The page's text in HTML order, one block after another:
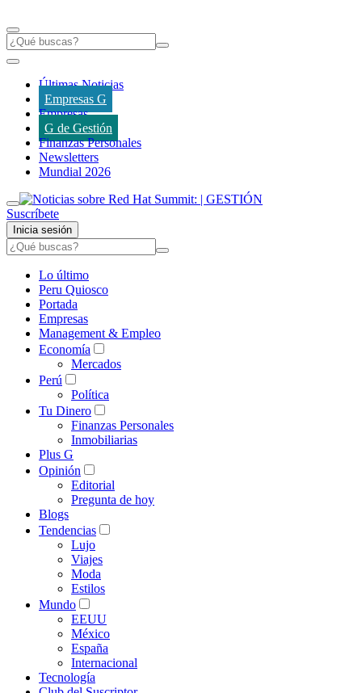
Últimas Noticias
Empresas G
Empresas
G de Gestión
Finanzas Personales
Newsletters
Mundial 2026
Suscríbete
Inicia sesión
Lo último
Peru Quiosco
Portada
Empresas
Management & Empleo
Economía
Mercados
Perú
Política
Tu Dinero
Finanzas Personales
Inmobiliarias
Plus G
Opinión
Editorial
Pregunta de hoy
Blogs
Tendencias
Lujo
Viajes
Moda
Estilos
Mundo
EEUU
México
España
Internacional
Tecnología